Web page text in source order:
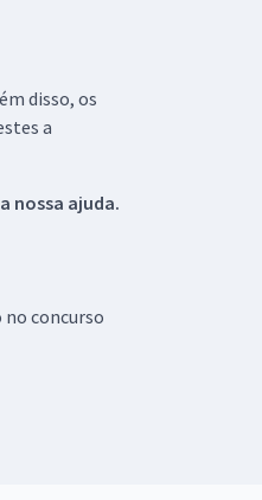
disso, os
a
nossa ajuda.
no concurso